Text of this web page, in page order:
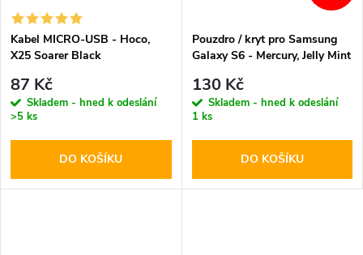
Kabel MICRO-USB - Hoco,
X25 Soarer Black
87 Kč
Skladem - hned k odeslání
>5 ks
DO KOŠÍKU
Pouzdro / kryt pro Samsung
Galaxy S6 - Mercury, Jelly Mint
130 Kč
Skladem - hned k odeslání
1 ks
DO KOŠÍKU